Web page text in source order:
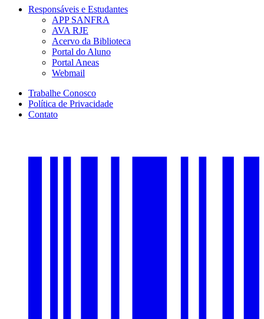
Responsáveis e Estudantes
APP SANFRA
AVA RJE
Acervo da Biblioteca
Portal do Aluno
Portal Aneas
Webmail
Trabalhe Conosco
Política de Privacidade
Contato